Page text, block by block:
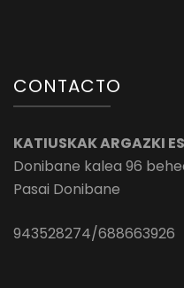
CONTACTO
KATIUSKAK ARGAZKI
Donibane kalea 96
Pasai Donibane
943528274/688663926